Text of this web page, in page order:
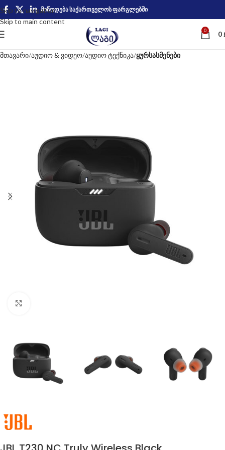
Skip to navigation
Skip to main content
მიწოდება საქართველოს ფარგლებში
0 0
მთავარი აუდიო & ვიდეო აუდიო ტექნიკა ყურსასმენები